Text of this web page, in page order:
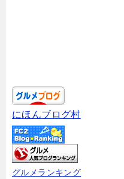
にほんブログ村
グルメランキング